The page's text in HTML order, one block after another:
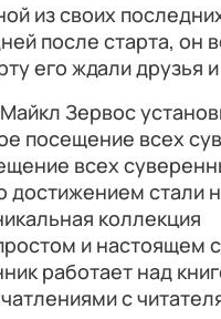
из своих
после старта, он
его ждали друзья
Зервос
посещение всех
всех
достижением стали
коллекция
и настоящем
работает над
с